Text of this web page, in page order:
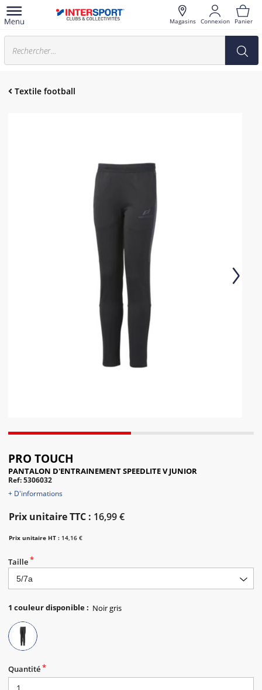
Magasins Connexion Panier
Textile football
PRO TOUCH
PANTALON D'ENTRAINEMENT SPEEDLITE V JUNIOR
Ref: 5306032
+ D'informations
Prix unitaire TTC : 16,99 €
Prix unitaire HT : 14,16 €
Taille
1 couleur disponible:
Quantité